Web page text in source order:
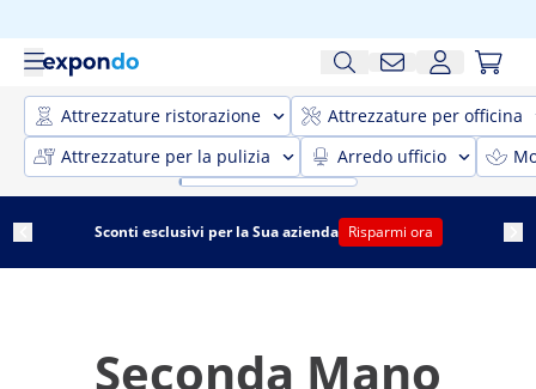
Attrezzature ristorazione
Attrezzature per officina
Attrezzature per la pulizia
Arredo ufficio
Sconti esclusivi per la Sua azienda Risparmi ora
Seconda Mano